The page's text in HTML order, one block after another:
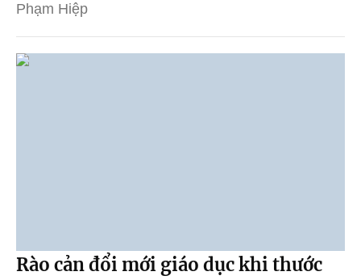
Phạm Hiệp
Rào cản đổi mới giáo dục khi thước